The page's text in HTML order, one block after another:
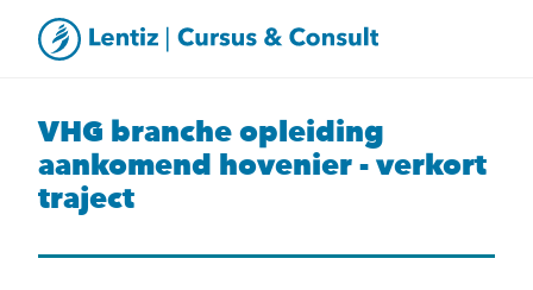
VHG branche opleiding
aankomend hovenier - verkort
traject